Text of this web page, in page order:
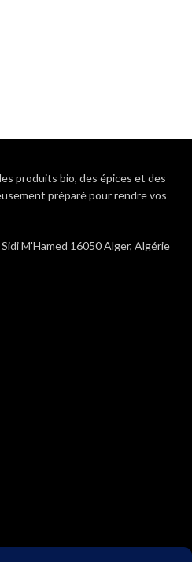
produits bio, des épices et des
préparé pour rendre vos
M'Hamed 16050 Alger, Algérie